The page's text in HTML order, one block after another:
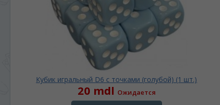
Кубик игральный D6 с точками (голубой) (1 шт.)
20 mdl Ожидается